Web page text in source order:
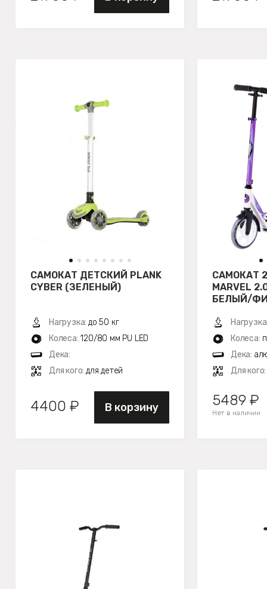
САМОКАТ ДЕТСКИЙ PLANK
CYBER (ЗЕЛЕНЫЙ)
Нагрузка: до 50 кг
Колеса: 120/80 мм PU LED
Дека:
Для кого: для детей
4400 ₽ В корзину
САМОКАТ
MARVEL
БЕЛЫЙ/
Колеса:
Дека:
Для кого:
5489 ₽
Нет в наличии